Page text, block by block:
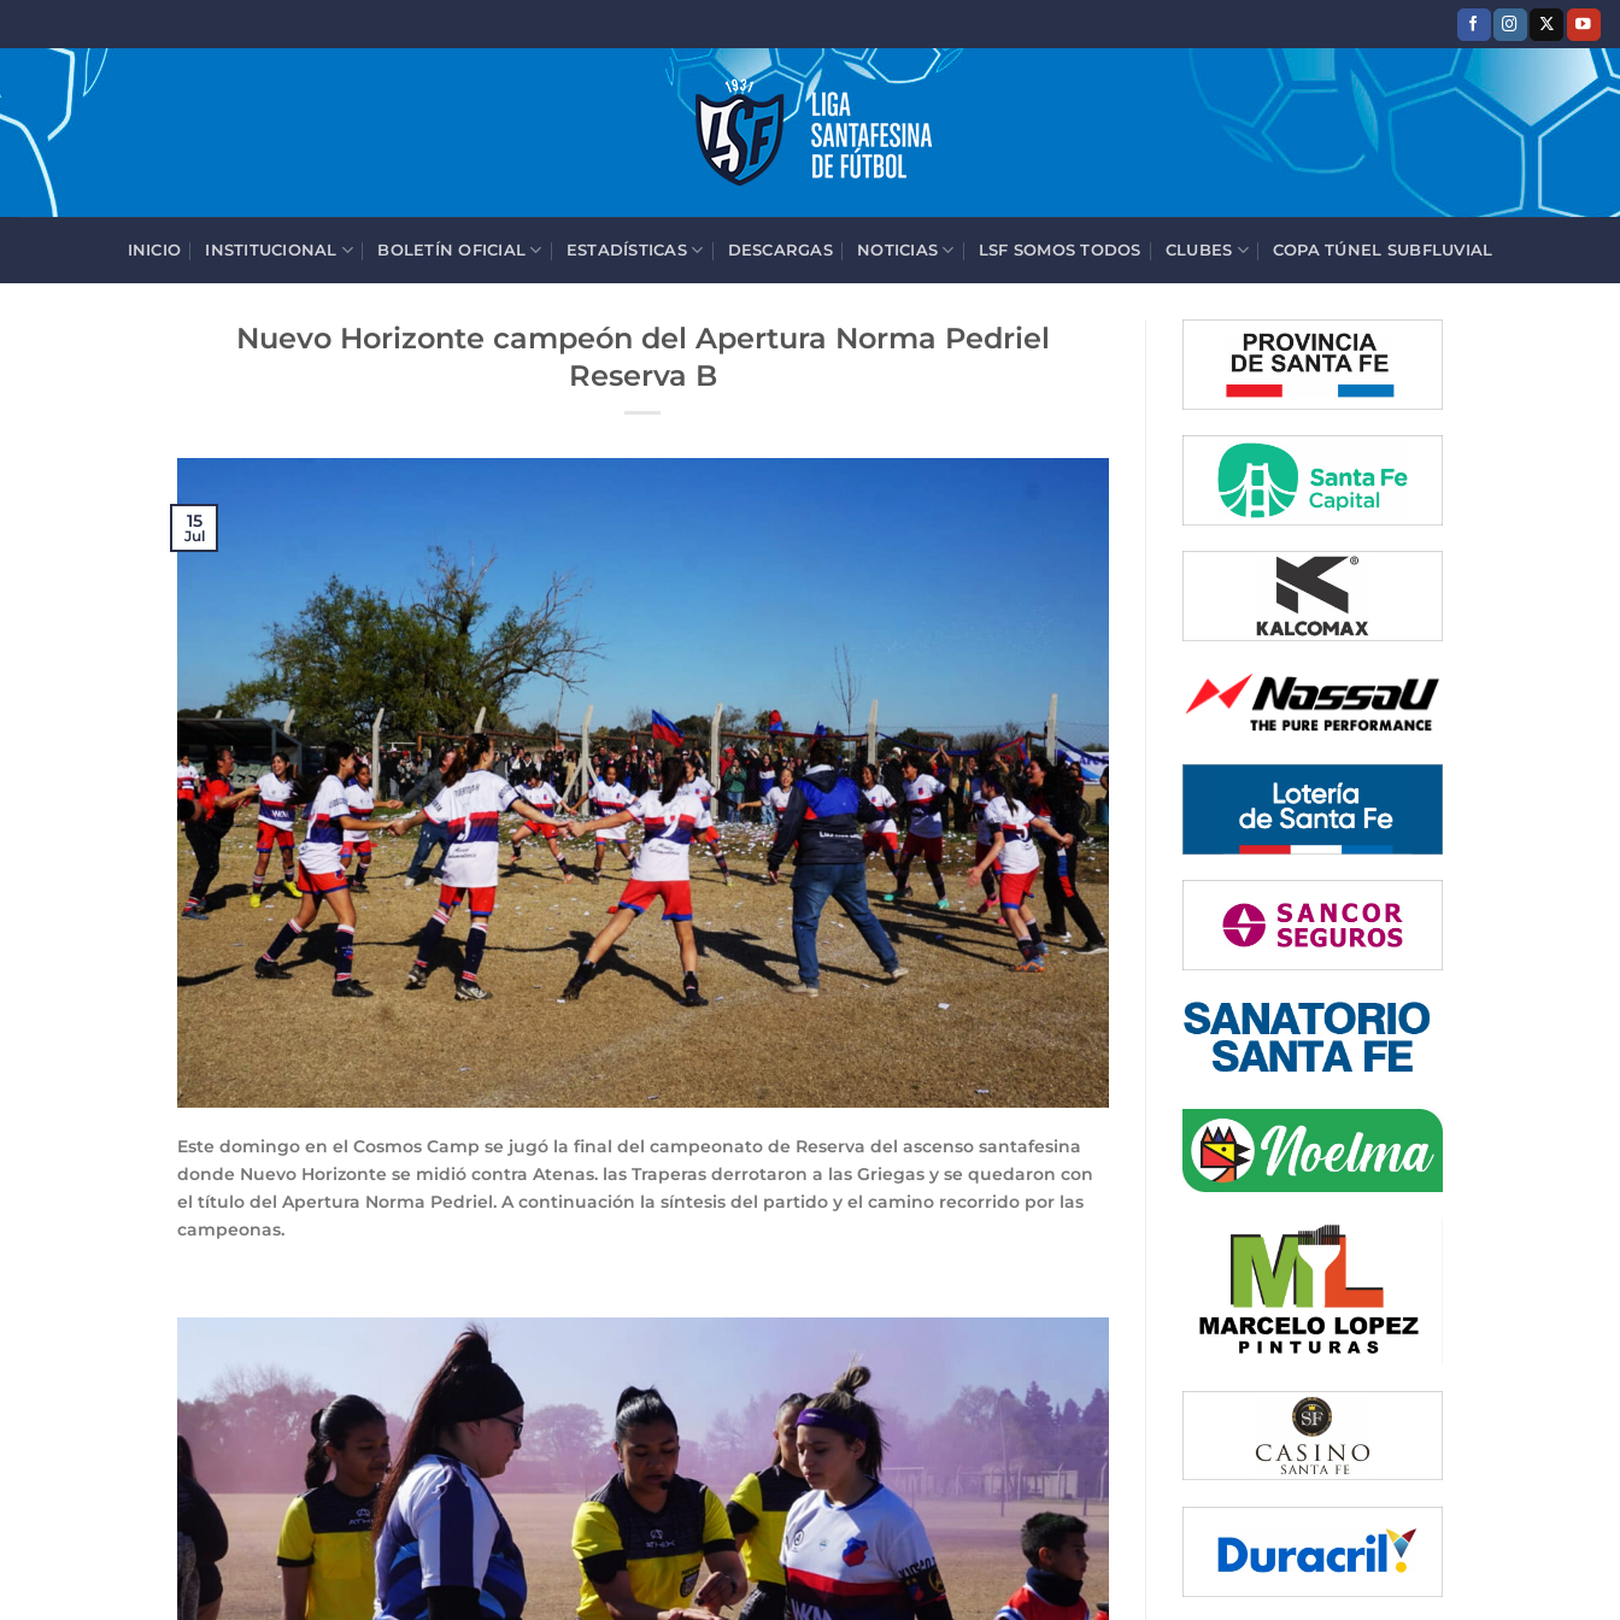
contenido
INICIO INSTITUCIONAL BOLETÍN OFICIAL ESTADÍSTICAS DESCARGAS NOTICIAS LSF SOMOS TODOS CLUBES COPA TÚNEL SUBFLUVIAL
Nuevo Horizonte campeón del Apertura Norma Pedriel
Reserva B
15
Jul
Este domingo en el Cosmos Camp se jugó la final del campeonato de Reserva del ascenso santafesina
donde Nuevo Horizonte se midió contra Atenas. las Traperas derrotaron a las Griegas y se quedaron con
el título del Apertura Norma Pedriel. A continuación la síntesis del partido y el camino recorrido por las
campeonas.